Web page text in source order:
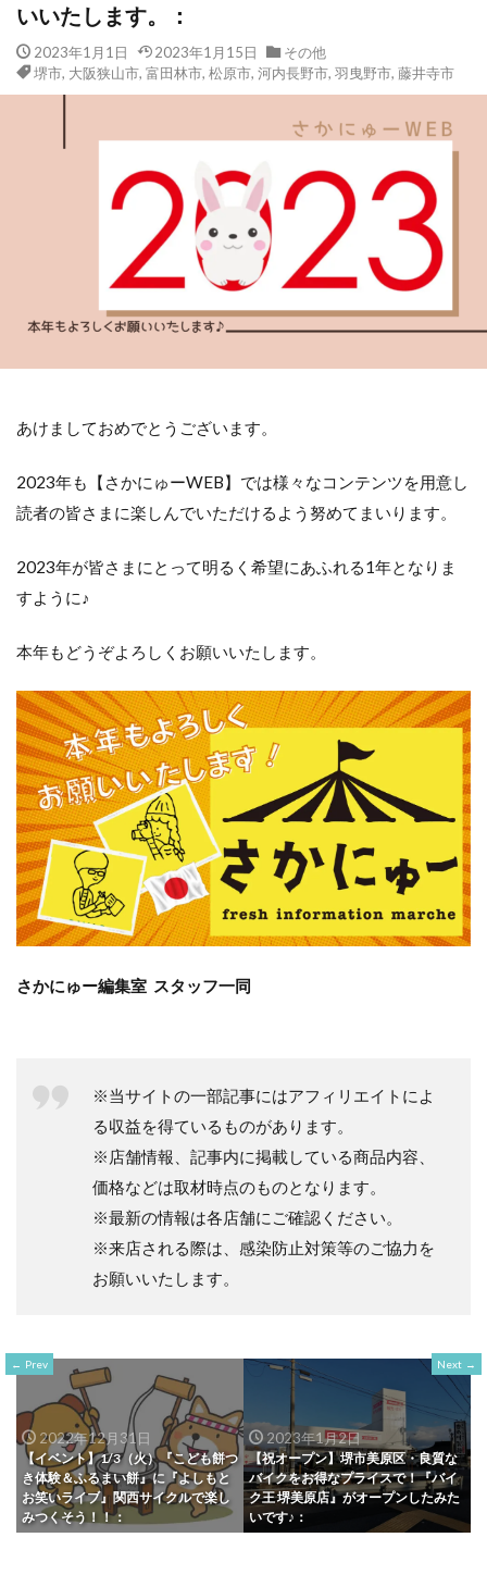
いいたします。：
2023年1月1日 2023年1月15日
その他
堺市, 大阪狭山市, 富田林市, 松原市, 河内長野市, 羽曳野市, 藤井寺市
あけましておめでとうございます。
2023年も【さかにゅーWEB】では様々なコンテンツを用意し
読者の皆さまに楽しんでいただけるよう努めてまいります。
2023年が皆さまにとって明るく希望にあふれる1年となりま
すように♪
本年もどうぞよろしくお願いいたします。
さかにゅー編集室 スタッフ一同
※当サイトの一部記事にはアフィリエイトによ
る収益を得ているものがあります。
※店舗情報、記事内に掲載している商品内容、
価格などは取材時点のものとなります。
※最新の情報は各店舗にご確認ください。
※来店される際は、感染防止対策等のご協力を
お願いいたします。
Prev
2022年12月31日
【イベント】1/3（火）『こども餅つ
き体験＆ふるまい餅』に『よしもと
お笑いライブ』関西サイクルで楽し
みつくそう！！：
Next
2023年1月2日
【祝オープン】堺市美原区・良質な
バイクをお得なプライスで！『バイ
ク王 堺美原店』がオープンしたみた
いです♪：